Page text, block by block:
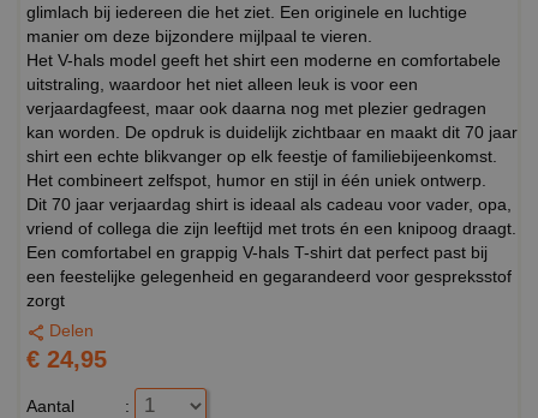
glimlach bij iedereen die het ziet. Een originele en luchtige
manier om deze bijzondere mijlpaal te vieren.
Het V-hals model geeft het shirt een moderne en comfortabele
uitstraling, waardoor het niet alleen leuk is voor een
verjaardagfeest, maar ook daarna nog met plezier gedragen
kan worden. De opdruk is duidelijk zichtbaar en maakt dit 70 jaar
shirt een echte blikvanger op elk feestje of familiebijeenkomst.
Het combineert zelfspot, humor en stijl in één uniek ontwerp.
Dit 70 jaar verjaardag shirt is ideaal als cadeau voor vader, opa,
vriend of collega die zijn leeftijd met trots én een knipoog draagt.
Een comfortabel en grappig V-hals T-shirt dat perfect past bij
een feestelijke gelegenheid en gegarandeerd voor gespreksstof
zorgt
Delen
€ 24,95
Aantal :